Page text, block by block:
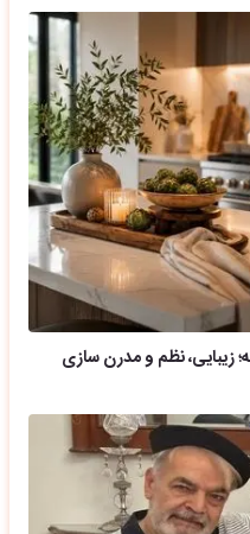
زیبایی، نظم و مدرن سازی